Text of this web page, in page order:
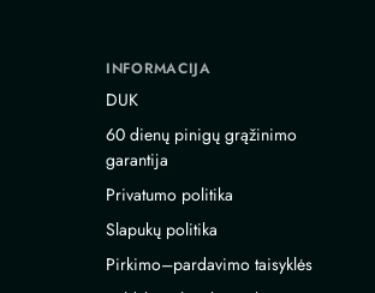
INFORMACIJA
DUK
60 dienų pinigų grąžinimo
garantija
Privatumo politika
Slapukų politika
Pirkimo–pardavimo taisyklės